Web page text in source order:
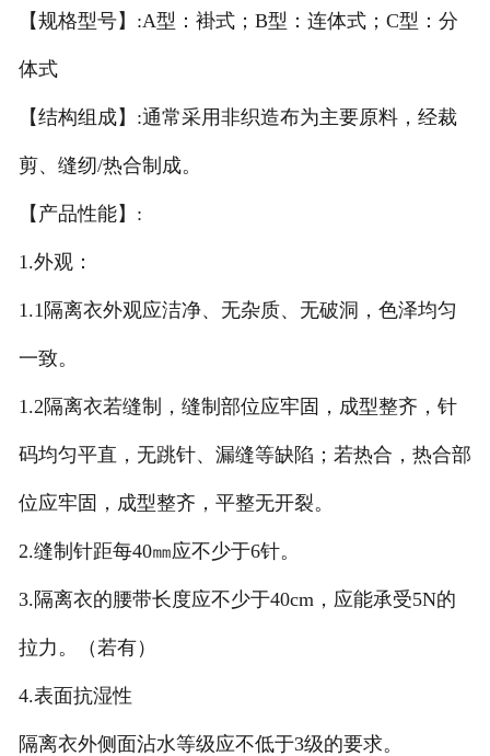
【规格型号】:A型：褂式；B型：连体式；C型：分
体式
【结构组成】:通常采用非织造布为主要原料，经裁
剪、缝纫/热合制成。
【产品性能】:
1.外观：
1.1隔离衣外观应洁净、无杂质、无破洞，色泽均匀
一致。
1.2隔离衣若缝制，缝制部位应牢固，成型整齐，针
码均匀平直，无跳针、漏缝等缺陷；若热合，热合部
位应牢固，成型整齐，平整无开裂。
2.缝制针距每40㎜应不少于6针。
3.隔离衣的腰带长度应不少于40cm，应能承受5N的
拉力。（若有）
4.表面抗湿性
隔离衣外侧面沾水等级应不低于3级的要求。